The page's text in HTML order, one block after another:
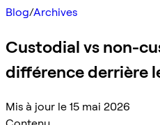
Blog/Archives
Custodial vs non-
différence derrière
Mis à jour le 15 mai 2026